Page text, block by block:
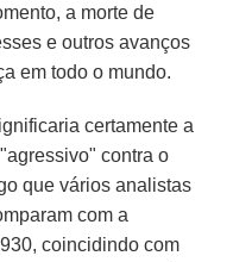
a morte de
e outros avanços
em todo o mundo.
certamente a
contra o
que vários analistas
com a
coincidindo com